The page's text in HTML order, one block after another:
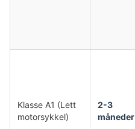
Klasse A1 (Lett
motorsykkel)
2-3
måneder